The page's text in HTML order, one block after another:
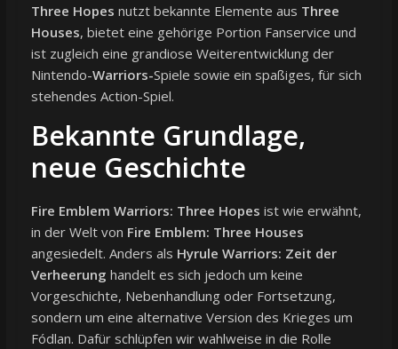
Three Hopes nutzt bekannte Elemente aus Three
Houses, bietet eine gehörige Portion Fanservice und
ist zugleich eine grandiose Weiterentwicklung der
Nintendo-Warriors-Spiele sowie ein spaßiges, für sich
stehendes Action-Spiel.
Bekannte Grundlage,
neue Geschichte
Fire Emblem Warriors: Three Hopes ist wie erwähnt,
in der Welt von Fire Emblem: Three Houses
angesiedelt. Anders als Hyrule Warriors: Zeit der
Verheerung handelt es sich jedoch um keine
Vorgeschichte, Nebenhandlung oder Fortsetzung,
sondern um eine alternative Version des Krieges um
Fódlan. Dafür schlüpfen wir wahlweise in die Rolle